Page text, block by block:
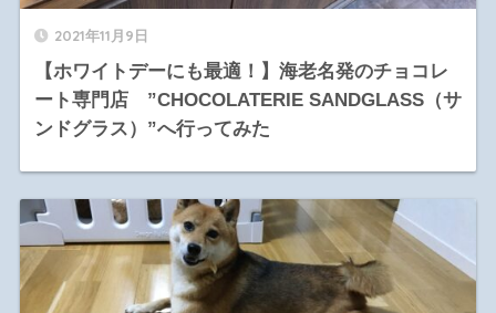
2021年11月9日
【ホワイトデーにも最適！】海老名発のチョコレ
ート専門店 ”CHOCOLATERIE SANDGLASS（サ
ンドグラス）”へ行ってみた